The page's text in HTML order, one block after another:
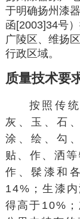
于明确扬州漆
函[2003]34号
广陵区、维扬
行政区域。
质量技术要
按照传
灰、玉、石
涂、绘、勾
贴、作、洒
作、髹漆和
14%；生漆
得高于10%